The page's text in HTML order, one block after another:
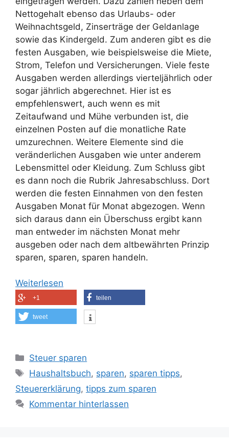
Nettogehalt ebenso das Urlaubs- oder
Weihnachtsgeld, Zinserträge der Geldanlage
sowie das Kindergeld. Zum anderen gibt es die
festen Ausgaben, wie beispielsweise die Miete,
Strom, Telefon und Versicherungen. Viele feste
Ausgaben werden allerdings vierteljährlich oder
sogar jährlich abgerechnet. Hier ist es
empfehlenswert, auch wenn es mit
Zeitaufwand und Mühe verbunden ist, die
einzelnen Posten auf die monatliche Rate
umzurechnen. Weitere Elemente sind die
veränderlichen Ausgaben wie unter anderem
Lebensmittel oder Kleidung. Zum Schluss gibt
es dann noch die Rubrik Jahresabschluss. Dort
werden die festen Einnahmen von den festen
Ausgaben Monat für Monat abgezogen. Wenn
sich daraus dann ein Überschuss ergibt kann
man entweder im nächsten Monat mehr
ausgeben oder nach dem altbewährten Prinzip
sparen, sparen, sparen handeln.
Weiterlesen
+1 teilen
tweet
Kategorien
Steuer sparen
Schlagwörter
Haushaltsbuch, sparen, sparen tipps,
Steuererklärung, tipps zum sparen
Kommentar hinterlassen